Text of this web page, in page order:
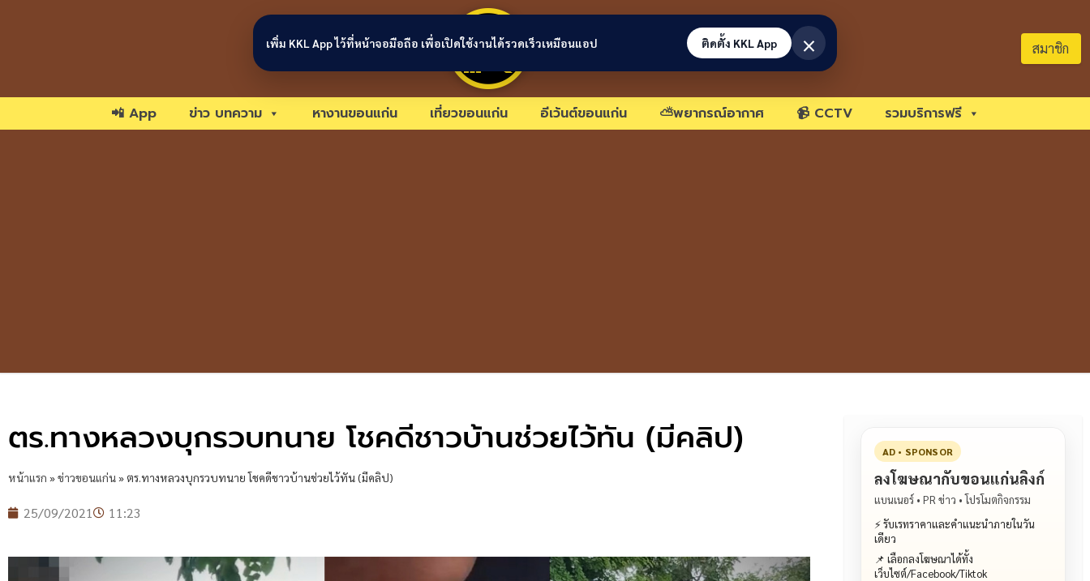
ขอนแก่นลิงก์ สมาชิก
📲 App ข่าว บทความ หางานขอนแก่น เที่ยวขอนแก่น อีเว้นต์ขอนแก่น ⛅พยากรณ์อากาศ 📹 CCTV รวมบริการฟรี
ตร.ทางหลวงบุกรวบทนาย โชคดีชาวบ้านช่วยไว้ทัน (มีคลิป)
หน้าแรก »ข่าวขอนแก่น»ตร.ทางหลวงบุกรวบทนาย โชคดีชาวบ้านช่วยไว้ทัน (มีคลิป)
25/09/2021 11:23
AD • SPONSOR
ลงโฆษณากับขอนแก่นลิงก์
แบนเนอร์ • PR ข่าว • โปรโมตกิจกรรม
⚡ รับเรทราคาและคำแนะนำภายในวัน
เดียว
📌 เลือกลงโฆษณาได้ทั้ง
เว็บไซต์/Facebook/Tiktok
เพิ่ม KKL App ไว้ที่หน้าจอมือถือ เพื่อเปิดใช้งานได้รวดเร็วเหมือนแอป ติดตั้ง KKL App ×